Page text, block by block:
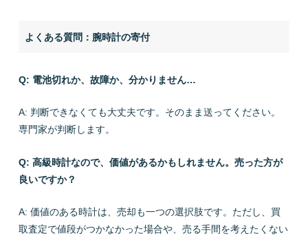
よくある質問：腕時計の寄付
Q: 電池切れか、故障か、分かりません…
A: 判断できなくても大丈夫です。そのまま送ってください。
専門家が判断します。
Q: 高級時計なので、価値があるかもしれません。売った方が
良いですか？
A: 価値のある時計は、売却も一つの選択肢です。ただし、買
取査定で値段がつかなかった場合や、売る手間を考えたくない